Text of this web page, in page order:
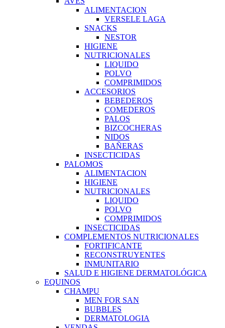
ALIMENTACION
VERSELE LAGA
SNACKS
NESTOR
HIGIENE
NUTRICIONALES
LIQUIDO
POLVO
COMPRIMIDOS
ACCESORIOS
BEBEDEROS
COMEDEROS
PALOS
BIZCOCHERAS
NIDOS
BAÑERAS
INSECTICIDAS
PALOMOS
ALIMENTACION
HIGIENE
NUTRICIONALES
LIQUIDO
POLVO
COMPRIMIDOS
INSECTICIDAS
COMPLEMENTOS NUTRICIONALES
FORTIFICANTE
RECONSTRUYENTES
INMUNITARIO
SALUD E HIGIENE DERMATOLÓGICA
EQUINOS
CHAMPU
MEN FOR SAN
BUBBLES
DERMATOLOGIA